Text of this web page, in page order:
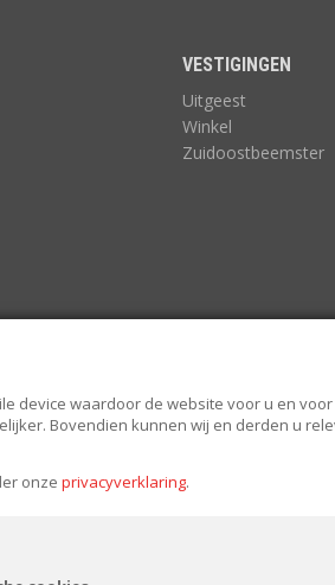
device waardoor de website voor u en
Bovendien kunnen wij en derden u
onze privacyverklaring.
VESTIGINGEN
Uitgeest
Winkel
Zuidoostbeemster